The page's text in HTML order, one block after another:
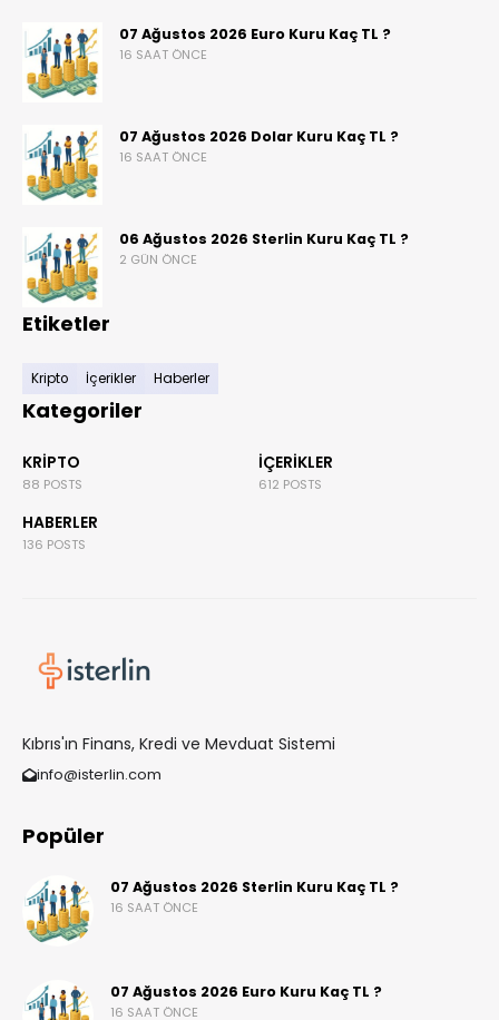
07 Ağustos 2026 Euro Kuru Kaç TL ?
16 SAAT ÖNCE
07 Ağustos 2026 Dolar Kuru Kaç TL ?
16 SAAT ÖNCE
06 Ağustos 2026 Sterlin Kuru Kaç TL ?
2 GÜN ÖNCE
Etiketler
Kripto İçerikler Haberler
Kategoriler
KRIPTO
88 POSTS
İÇERIKLER
612 POSTS
HABERLER
136 POSTS
Kıbrıs'ın Finans, Kredi ve Mevduat Sistemi
info@isterlin.com
Popüler
07 Ağustos 2026 Sterlin Kuru Kaç TL ?
16 SAAT ÖNCE
07 Ağustos 2026 Euro Kuru Kaç TL ?
16 SAAT ÖNCE